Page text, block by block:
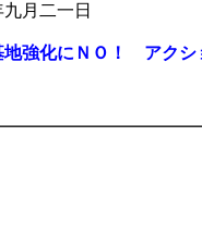
月二一日
地強化にＮＯ！ アクシ